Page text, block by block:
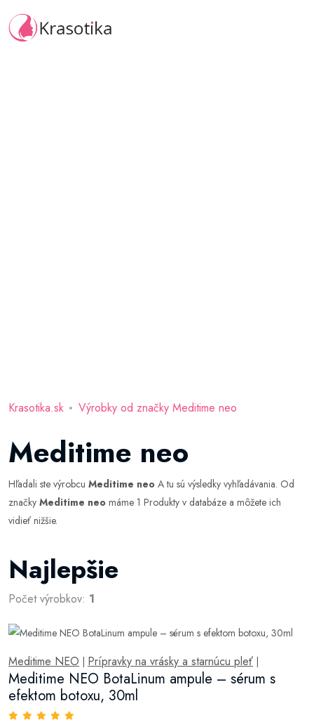
Krasotika.sk Výrobky od značky Meditime neo
Meditime neo
Hľadali ste výrobcu Meditime neo A tu sú výsledky vyhľadávania. Od
značky Meditime neo máme 1 Produkty v databáze a môžete ich
vidieť nižšie.
Najlepšie
Počet výrobkov: 1
Meditime NEO | Prípravky na vrásky a starnúcu pleť |
Meditime NEO BotaLinum ampule – sérum s
efektom botoxu, 30ml